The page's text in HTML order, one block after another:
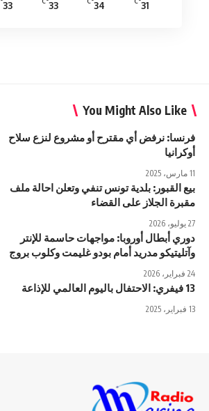
31
34
33
33
You Might Also Like
فرنسا: نرفض أي مقترح أو مشروع لنزع سلاح
أوكرانيا
11 مارس، 2025
بيع القبور: بلدية تونس تنفي وتعلن احالة ملف
مقبرة الجلاز على القضاء
27 يوليو، 2026
دوري أبطال أوروبا: مواجهات حاسمة للإنتر
وآتليتيكو مدريد أمام بودو غليمت وكلوب بروج
24 فبراير، 2026
13 فيفري: الاحتفال باليوم العالمي للإذاعة
13 فبراير، 2025